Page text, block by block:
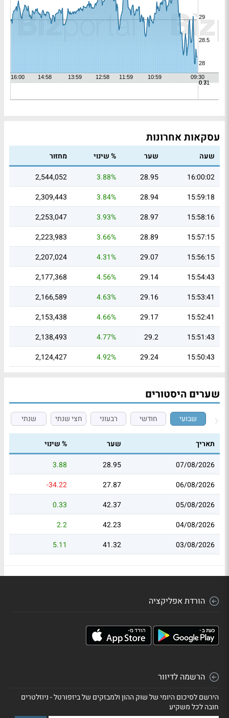
עסקאות אחרונות
שעה שער % שינוי
מחזור
16:00:02
28.95
3.88%
2,544,052
15:59:18
28.94
3.84%
2,309,443
15:58:16
28.97
3.93%
2,253,047
15:57:15
28.89
3.66%
2,223,983
15:56:15
29.07
4.31%
2,207,024
15:54:43
29.14
4.56%
2,177,368
15:53:41
29.16
4.63%
2,166,589
15:52:41
29.17
4.66%
2,153,438
15:51:43
29.2
4.77%
2,138,493
15:50:43
29.24
4.92%
2,124,427
שערים היסטורים
שבועי חודשי רבעוני חצי שנתי שנתי
תאריך שער
% שינוי
07/08/2026
28.95
3.88
06/08/2026
27.87
-34.22
05/08/2026
42.37
0.33
04/08/2026
42.23
2.2
03/08/2026
41.32
5.11
הורדת אפליקציה
הרשמה לדיוור
הירשם לסיכום היומי של שוק ההון ולמבזקים של ביזפורטל - ניוזלטרים
חובה לכל משקיע